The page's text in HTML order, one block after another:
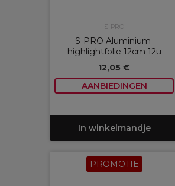
S-PRO
S-PRO Aluminium-
highlightfolie 12cm 12u
12,05 €
AANBIEDINGEN
In winkelmandje
PROMOTIE